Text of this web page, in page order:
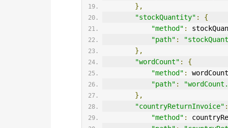
},
"stockQuantity" :
{
"method" :
"path" :
},
"wordCount" :
{
"method" :
wordCount
"path" :
},
"countryReturnInvoice" :
"method" :